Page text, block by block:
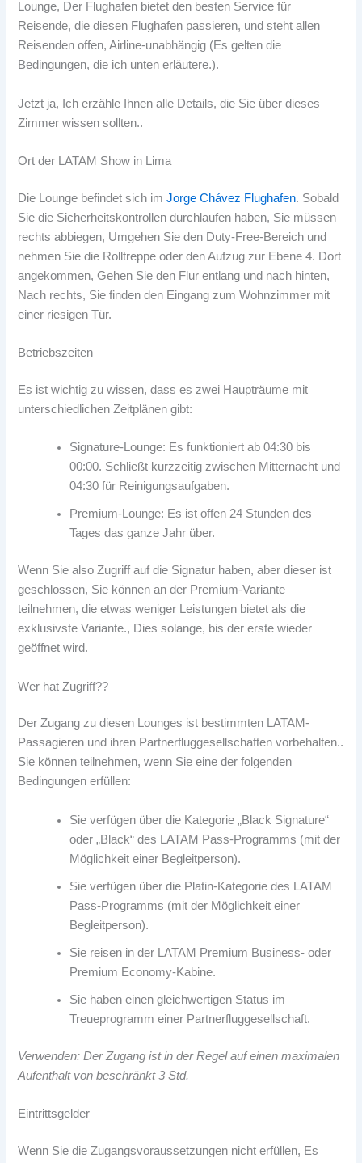
Lounge, Der Flughafen bietet den besten Service für
Reisende, die diesen Flughafen passieren, und steht allen
Reisenden offen, Airline-unabhängig (Es gelten die
Bedingungen, die ich unten erläutere.).
Jetzt ja, Ich erzähle Ihnen alle Details, die Sie über dieses
Zimmer wissen sollten..
Ort der LATAM Show in Lima
Die Lounge befindet sich imJorge Chávez Flughafen. Sobald
Sie die Sicherheitskontrollen durchlaufen haben, Sie müssen
rechts abbiegen, Umgehen Sie den Duty-Free-Bereich und
nehmen Sie die Rolltreppe oder den Aufzug zur Ebene 4. Dort
angekommen, Gehen Sie den Flur entlang und nach hinten,
Nach rechts, Sie finden den Eingang zum Wohnzimmer mit
einer riesigen Tür.
Betriebszeiten
Es ist wichtig zu wissen, dass es zwei Haupträume mit
unterschiedlichen Zeitplänen gibt:
Signature-Lounge: Es funktioniert ab 04:30 bis
00:00. Schließt kurzzeitig zwischen Mitternacht und
04:30 für Reinigungsaufgaben.
Premium-Lounge: Es ist offen 24 Stunden des
Tages das ganze Jahr über.
Wenn Sie also Zugriff auf die Signatur haben, aber dieser ist
geschlossen, Sie können an der Premium-Variante
teilnehmen, die etwas weniger Leistungen bietet als die
exklusivste Variante., Dies solange, bis der erste wieder
geöffnet wird.
Wer hat Zugriff??
Der Zugang zu diesen Lounges ist bestimmten LATAM-
Passagieren und ihren Partnerfluggesellschaften vorbehalten..
Sie können teilnehmen, wenn Sie eine der folgenden
Bedingungen erfüllen:
Sie verfügen über die Kategorie „Black Signature“
oder „Black“ des LATAM Pass-Programms (mit der
Möglichkeit einer Begleitperson).
Sie verfügen über die Platin-Kategorie des LATAM
Pass-Programms (mit der Möglichkeit einer
Begleitperson).
Sie reisen in der LATAM Premium Business- oder
Premium Economy-Kabine.
Sie haben einen gleichwertigen Status im
Treueprogramm einer Partnerfluggesellschaft.
Verwenden: Der Zugang ist in der Regel auf einen maximalen
Aufenthalt von beschränkt 3 Std.
Eintrittsgelder
Wenn Sie die Zugangsvoraussetzungen nicht erfüllen, Es